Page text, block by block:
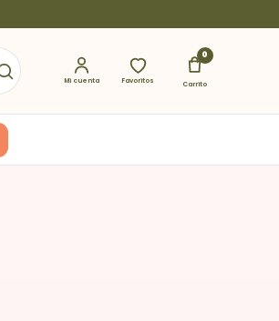
Mi cuenta Favoritos
0
Carrito